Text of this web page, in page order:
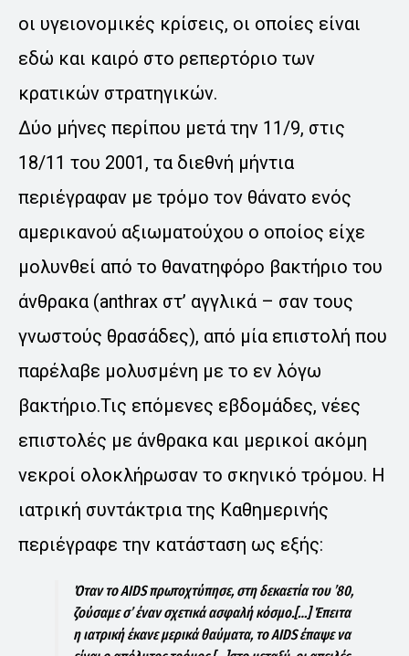
οι υγειονομικές κρίσεις, οι οποίες είναι
εδώ και καιρό στο ρεπερτόριο των
κρατικών στρατηγικών.
Δύο μήνες περίπου μετά την 11/9, στις
18/11 του 2001, τα διεθνή μήντια
περιέγραφαν με τρόμο τον θάνατο ενός
αμερικανού αξιωματούχου ο οποίος είχε
μολυνθεί από το θανατηφόρο βακτήριο του
άνθρακα (anthrax στ’ αγγλικά – σαν τους
γνωστούς θρασάδες), από μία επιστολή που
παρέλαβε μολυσμένη με το εν λόγω
βακτήριο.Τις επόμενες εβδομάδες, νέες
επιστολές με άνθρακα και μερικοί ακόμη
νεκροί ολοκλήρωσαν το σκηνικό τρόμου. Η
ιατρική συντάκτρια της Καθημερινής
περιέγραφε την κατάσταση ως εξής:
Όταν το AIDS πρωτοχτύπησε, στη δεκαετία του ’80,
ζούσαμε σ’ έναν σχετικά ασφαλή κόσμο.[…] Έπειτα
η ιατρική έκανε μερικά θαύματα, το AIDS έπαψε να